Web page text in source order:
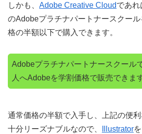
しかも、 Adobe Creative Cloudであれ
のAdobeプラチナパートナースクー
格の半額以下で購入できます。
Adobeプラチナパートナースクール
人へAdobeを学割価格で販売できま
通常価格の半額で入手し、上記の便
十分リーズナブルなので、
Illustrator